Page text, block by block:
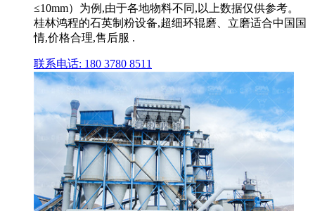
≤10mm）为例,由于各地物料不同,以上数据仅供参考。
桂林鸿程的石英制粉设备,超细环辊磨、立磨适合中国国
情,价格合理,售后服 .
联系电话: 180 3780 8511